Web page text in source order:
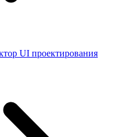
UI проектирования